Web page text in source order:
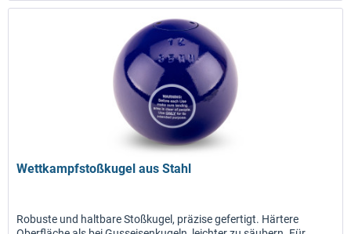
Wettkampfstoßkugel aus Stahl
Robuste und haltbare Stoßkugel, präzise gefertigt. Härtere